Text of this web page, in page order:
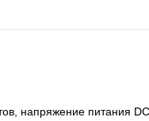
напряжение питания